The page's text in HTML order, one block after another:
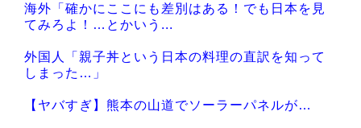
海外「確かにここにも差別はある！でも日本を見
てみろよ！…とかいう...
外国人「親子丼という日本の料理の直訳を知って
しまった…」
【ヤバすぎ】熊本の山道でソーラーパネルが…